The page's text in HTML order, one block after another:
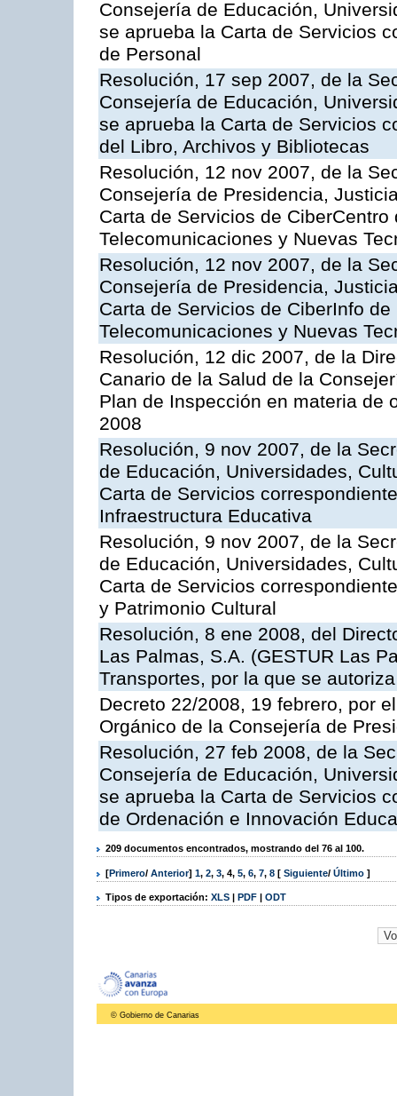
Consejería de Educación,
se aprueba la Carta de Servicios
de Personal
Resolución, 17 sep 2007, de la
Consejería de Educación,
se aprueba la Carta de Servicios
del Libro, Archivos y Bibliotecas
Resolución, 12 nov 2007, de la
Consejería de Presidencia,
Carta de Servicios de
Telecomunicaciones y Nuevas
Resolución, 12 nov 2007, de la
Consejería de Presidencia,
Carta de Servicios de CiberInfo
Telecomunicaciones y Nuevas
Resolución, 12 dic 2007, de la
Canario de la Salud de la
Plan de Inspección en materia de
2008
Resolución, 9 nov 2007, de la
de Educación, Universidades,
Carta de Servicios
Infraestructura Educativa
Resolución, 9 nov 2007, de la
de Educación, Universidades,
Carta de Servicios
y Patrimonio Cultural
Resolución, 8 ene 2008, del
Las Palmas, S.A. (GESTUR Las
Transportes, por la que se
Decreto 22/2008, 19 febrero, por
Orgánico de la Consejería de
Resolución, 27 feb 2008, de la
Consejería de Educación,
se aprueba la Carta de Servicios
de Ordenación e Innovación
209 documentos encontrados, mostrando del 76 al 100.
[Primero/ Anterior] 1, 2, 3, 4, 5, 6, 7, 8 [ Siguiente/ Último ]
Tipos de exportación: XLS | PDF | ODT
© Gobierno de Canarias